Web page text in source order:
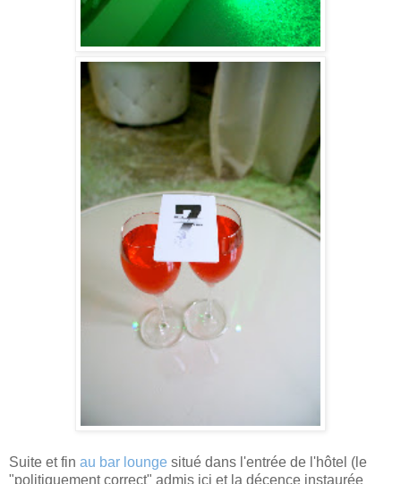
Suite et fin au bar lounge situé dans l'entrée de l'hôtel (le
"politiquement correct" admis ici et la décence instaurée